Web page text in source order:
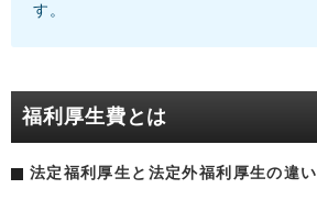
す。
福利厚生費とは
法定福利厚生と法定外福利厚生の違い